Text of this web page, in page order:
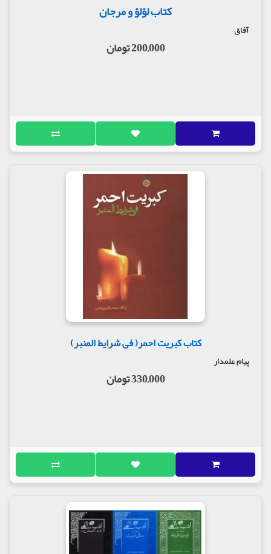
کتاب لؤلؤ و مرجان
آفاق
200,000 تومان
کتاب کبریت احمر( فی شرایط المنبر)
پیام علمدار
330,000 تومان